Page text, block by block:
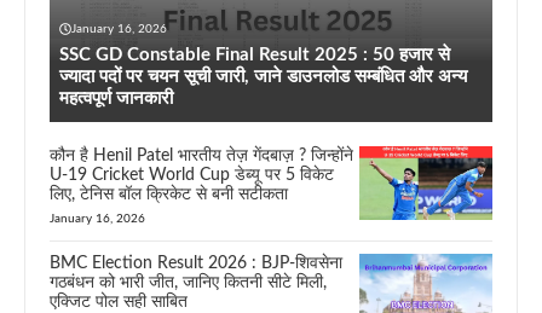
January 16, 2026
SSC GD Constable Final Result 2025 : 50 हजार से
ज्यादा पदों पर चयन सूची जारी, जाने डाउनलोड सम्बंधित और अन्य
महत्वपूर्ण जानकारी
कौन है Henil Patel भारतीय तेज़ गेंदबाज़ ? जिन्होंने
U-19 Cricket World Cup डेब्यू पर 5 विकेट
लिए, टेनिस बॉल क्रिकेट से बनी सटीकता
January 16, 2026
BMC Election Result 2026 : BJP-शिवसेना
गठबंधन को भारी जीत, जानिए कितनी सीटे मिली,
एक्जिट पोल सही साबित